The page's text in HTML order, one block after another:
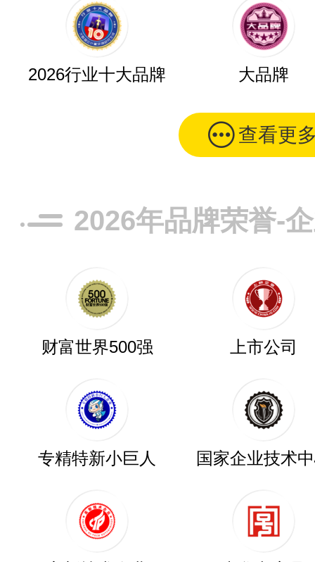
2026行业十大品牌 大品牌
查看更
2026年品牌荣誉-
财富世界500强 上市公司
专精特新小巨人 国家企业技术